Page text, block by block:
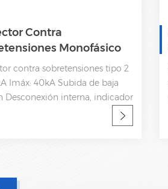
Contra
Monofásico
AC SPD 385V
contra sobretensiones tipo 2
Imáx: 40kA Subida de baja
Desconexión interna, indicador
y señalización remota CEI